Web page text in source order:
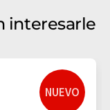
interesarle
NUEVO